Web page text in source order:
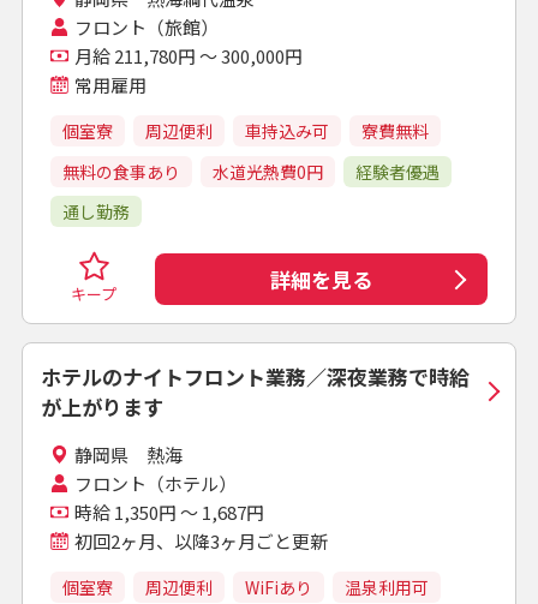
フロント（旅館）
月給 211,780円 ～ 300,000円
常用雇用
個室寮 周辺便利 車持込み可
寮費無料
無料の食事あり
水道光熱費0円
経験者優遇
通し勤務
キープ 詳細を見る
ホテルのナイトフロント業務／深夜業務で時給
が上がります
静岡県 熱海
フロント（ホテル）
時給 1,350円 ～ 1,687円
初回2ヶ月、以降3ヶ月ごと更新
個室寮 周辺便利 WiFiあり
温泉利用可